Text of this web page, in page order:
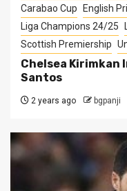
Carabao Cup
English
Liga Champions 24/25
Scottish Premiership
Chelsea
Santos
2 years ago bgpanji